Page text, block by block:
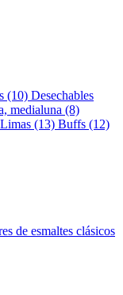
(10) Desechables
medialuna (8)
Limas (13) Buffs (12)
de esmaltes clásicos